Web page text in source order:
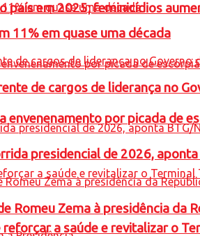
país em 2025; feminicídios
envenenamento por picada de
a saúde e revitalizar o
11% em quase uma década
de cargos de liderança no
presidencial de 2026,
Romeu Zema à presidência da